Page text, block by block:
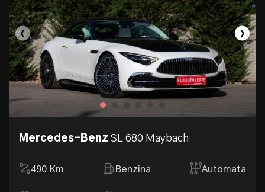
❮ ❯
Mercedes-Benz SL 680 Maybach
490 Km Benzina Automata